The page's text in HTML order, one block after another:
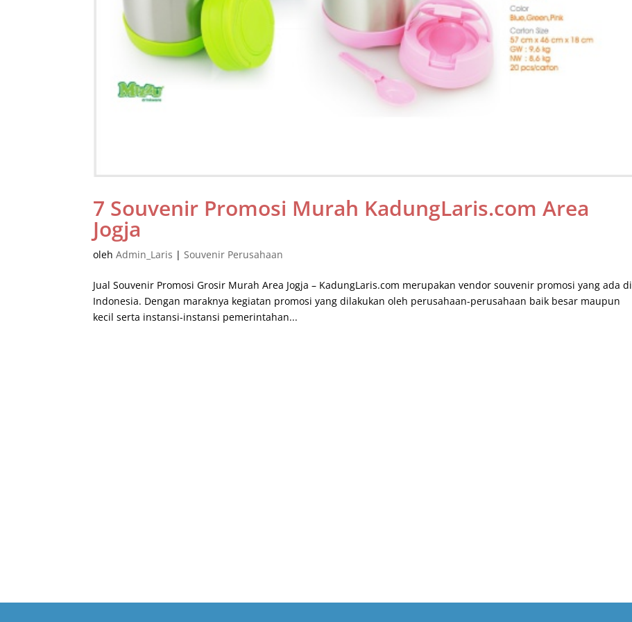
7 Souvenir Promosi Murah KadungLaris.com Area
Jogja
olehAdmin_Laris |Souvenir Perusahaan
Jual Souvenir Promosi Grosir Murah Area Jogja – KadungLaris.com merupakan vendor souvenir promosi yang ada di
Indonesia. Dengan maraknya kegiatan promosi yang dilakukan oleh perusahaan-perusahaan baik besar maupun
kecil serta instansi-instansi pemerintahan...